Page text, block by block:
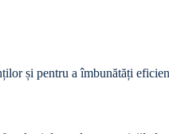
și pentru a îmbunătăți